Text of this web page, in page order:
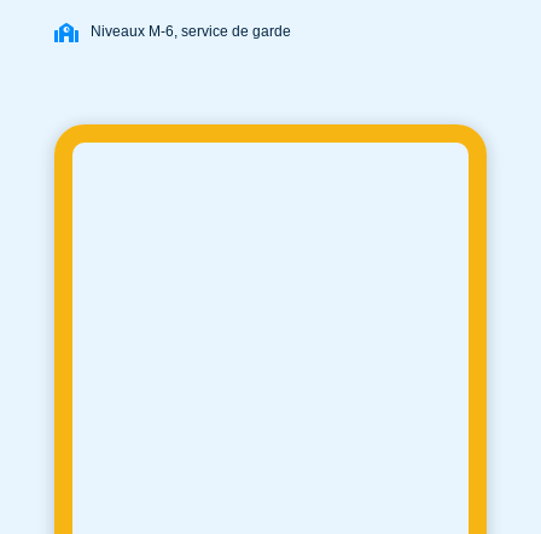
Niveaux M-6, service de garde